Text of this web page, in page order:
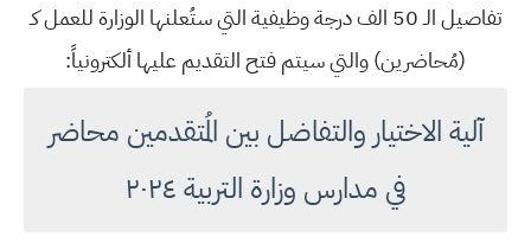
تفاصيل الـ 50 الف درجة وظيفية التي ستُعلنها الوزارة للعمل كـ
(مُحاضرين) والتي سيتم فتح التقديم عليها ألكترونياً:
آلية الاختيار والتفاضل بين المُتقدمين محاضر
في مدارس وزارة التربية ٢٠٢٤